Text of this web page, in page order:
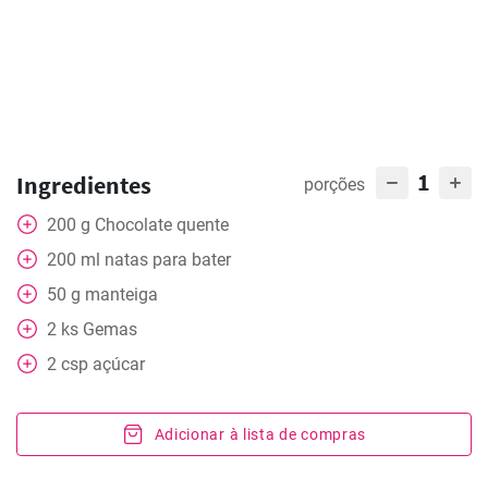
Ingredientes porções 1
200 g Chocolate quente
200 ml natas para bater
50 g manteiga
2 ks Gemas
2 csp açúcar
Adicionar à lista de compras